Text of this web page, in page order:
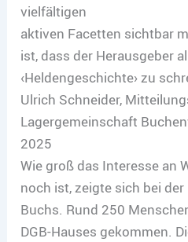
vielfältigen
aktiven Facetten sichtbar
ist, dass der Herausgeber
‹Heldengeschichte› zu
Ulrich Schneider,
Lagergemeinschaft
2025
Wie groß das Interesse an
noch ist, zeigte sich bei
Buchs. Rund 250
DGB-Hauses gekommen.